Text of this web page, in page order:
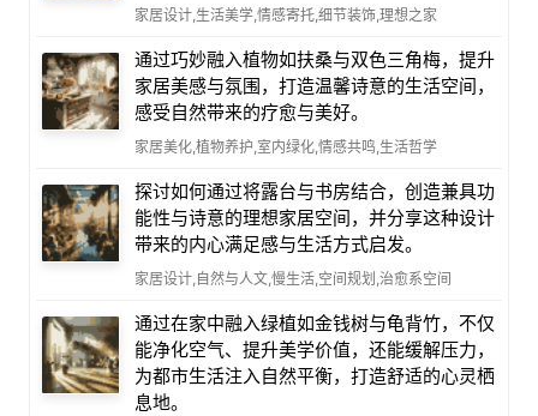
家居设计,生活美学,情感寄托,细节装饰,理想之家
通过巧妙融入植物如扶桑与双色三角梅，提升
家居美感与氛围，打造温馨诗意的生活空间，
感受自然带来的疗愈与美好。
家居美化,植物养护,室内绿化,情感共鸣,生活哲学
探讨如何通过将露台与书房结合，创造兼具功
能性与诗意的理想家居空间，并分享这种设计
带来的内心满足感与生活方式启发。
家居设计,自然与人文,慢生活,空间规划,治愈系空间
通过在家中融入绿植如金钱树与龟背竹，不仅
能净化空气、提升美学价值，还能缓解压力，
为都市生活注入自然平衡，打造舒适的心灵栖
息地。